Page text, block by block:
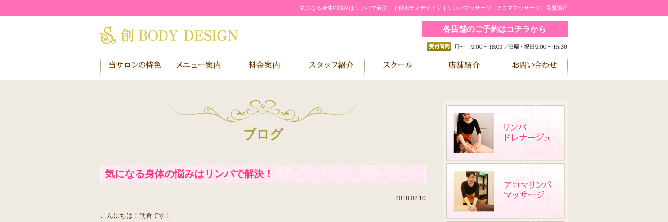
気になる身体の悩みはリンパで解決！｜創ボディデザイン｜リンパマッサージ、アロママッサージ、骨盤矯正
各店舗のご予約はコチラから
ブログ
気になる身体の悩みはリンパで解決！
2018.02.10
こんにちは！朝倉です！